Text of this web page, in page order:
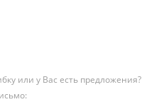
или у Вас есть предложения?